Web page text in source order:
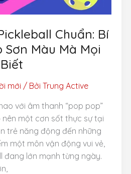
Chuẩn: Bí
Sơn Màu Mà Mọi
mới / Bởi Trung Active
với âm thanh “pop pop”
một cơn sốt thực sự tại
trẻ năng động đến những
một môn vận động vui vẻ,
đang lớn mạnh từng ngày.